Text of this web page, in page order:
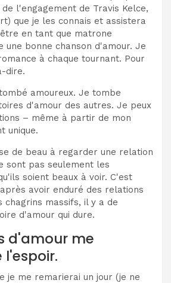
l'engagement de Travis Kelce,
que je les connais et assistera
en tant que matrone
une bonne chanson d'amour. Je
à chaque tournant. Pour
dire.
amoureux. Je tombe
d'amour des autres. Je peux
– même à partir de mon
unique.
de beau à regarder une relation
sont pas seulement les
soient beaux à voir. C'est
avoir enduré des relations
chagrins massifs, il y a de
d'amour qui dure.
d'amour me
je me remarierai un jour (je ne